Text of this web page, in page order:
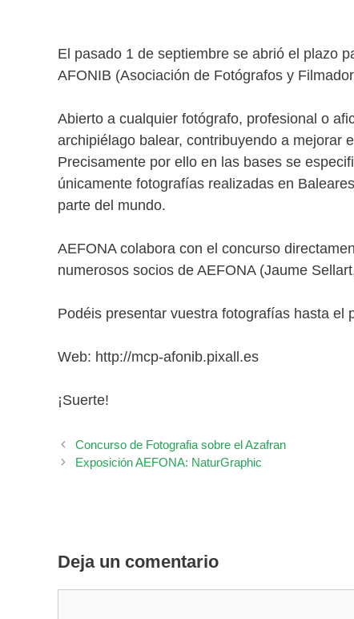
El pasado 1 de septiembre se abrió el plazo
AFONIB (Asociación de Fotógrafos y
Abierto a cualquier fotógrafo, profesional o
archipiélago balear, contribuyendo a mejorar
Precisamente por ello en las bases se
únicamente fotografías realizadas en
parte del mundo.
AEFONA colabora con el concurso
numerosos socios de AEFONA (Jaume
Podéis presentar vuestra fotografías hasta el
Web: http://mcp-afonib.pixall.es
¡Suerte!
Concurso de Fotografia sobre el Azafran
Exposición AEFONA: NaturGraphic
Deja un comentario